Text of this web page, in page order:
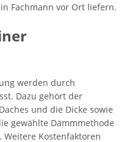
Fachmann vor Ort liefern.
werden durch
Dazu gehört der
und die Dicke sowie
gewählte Dämmmethode
Kostenfaktoren